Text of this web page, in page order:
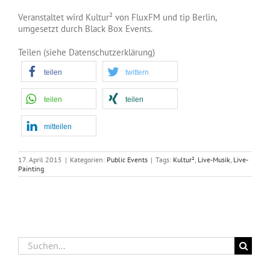
Veranstaltet wird Kultur² von FluxFM und tip Berlin,
umgesetzt durch Black Box Events.
Teilen (siehe Datenschutzerklärung)
teilen twittern
teilen teilen
mitteilen
17. April 2015 | Kategorien: Public Events | Tags: Kultur² Live-Musik Live-
Painting
Suche
nach: